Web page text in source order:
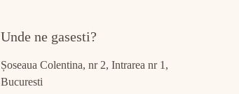
Unde ne gasesti?
Șoseaua Colentina, nr 2, Intrarea nr 1,
Bucuresti